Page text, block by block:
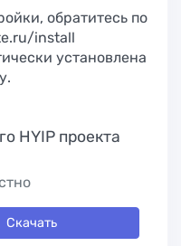
обратитесь по
install
установлена
HYIP проекта
Скачать